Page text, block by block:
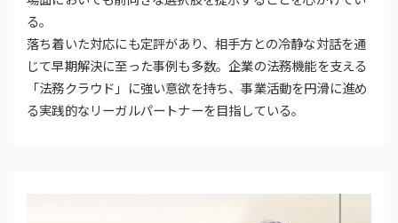
る。
落ち着いた対応にも定評があり、相手方との冷静な対話を通
じて早期解決に至った事例も多数。企業の法務機能を支える
「法務クラウド」に強い意欲を持ち、事業活動を円滑に進め
る実践的なリーガルパートナーを目指している。